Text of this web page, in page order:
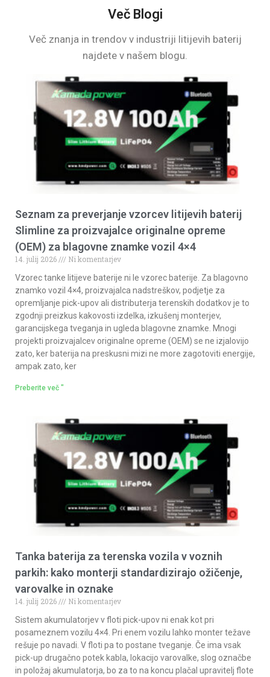
Več Blogi
Več znanja in trendov v industriji litijevih baterij
najdete v našem blogu.
Seznam za preverjanje vzorcev litijevih baterij
Slimline za proizvajalce originalne opreme
(OEM) za blagovne znamke vozil 4×4
14. julij 2026
Ni komentarjev
Vzorec tanke litijeve baterije ni le vzorec baterije. Za blagovno
znamko vozil 4×4, proizvajalca nadstreškov, podjetje za
opremljanje pick-upov ali distributerja terenskih dodatkov je to
zgodnji preizkus kakovosti izdelka, izkušenj monterjev,
garancijskega tveganja in ugleda blagovne znamke. Mnogi
projekti proizvajalcev originalne opreme (OEM) se ne izjalovijo
zato, ker baterija na preskusni mizi ne more zagotoviti energije,
ampak zato, ker
Preberite več "
Tanka baterija za terenska vozila v voznih
parkih: kako monterji standardizirajo ožičenje,
varovalke in oznake
14. julij 2026
Ni komentarjev
Sistem akumulatorjev v floti pick-upov ni enak kot pri
posameznem vozilu 4×4. Pri enem vozilu lahko monter težave
rešuje po navadi. V floti pa to postane tveganje. Če ima vsak
pick-up drugačno potek kabla, lokacijo varovalke, slog označbe
in položaj akumulatorja, bo za to na koncu plačal upravitelj flote